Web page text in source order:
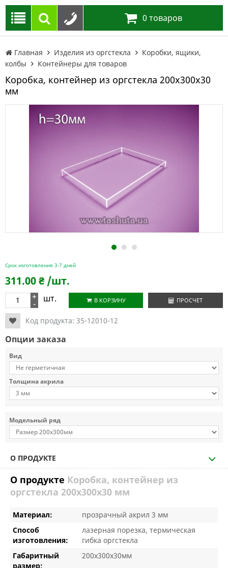
0 товаров
Главная Изделия из оргстекла
Коробки, ящики,
колбы
Контейнеры для товаров
Коробка, контейнер из оргстекла 200х300х30
мм
1 2 3
Срок изготовления 3-7 дней
311.00₴ /шт.
+
- шт. В КОРЗИНУ ПРОСЧЕТ
Код продукта: 35-12010-12
Опции заказа
Вид
Толщина акрила
Модельный ряд
О ПРОДУКТЕ
О продукте Коробка, контейнер из
оргстекла 200х300х30 мм
Материал:
прозрачный акрил 3 мм
Способ
изготовления:
лазерная порезка, термическая
гибка оргстекла
Габаритный
размер:
200х300х30мм